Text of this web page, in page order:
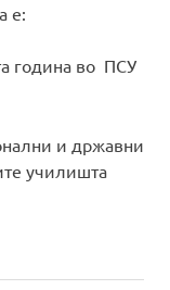
е:
година во ПСУ
и државни
училишта